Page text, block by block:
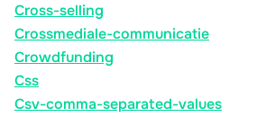
Cross-selling
Crossmediale-communicatie
Crowdfunding
Css
Csv-comma-separated-values